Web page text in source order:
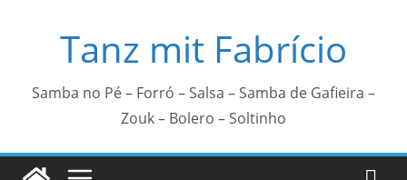
Tanz mit Fabrício
Samba no Pé – Forró – Salsa – Samba de Gafieira –
Zouk – Bolero – Soltinho